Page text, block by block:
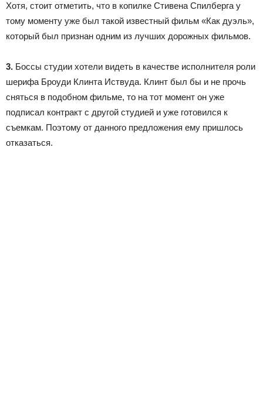
Хотя, стоит отметить, что в копилке Стивена Спилберга у
тому моменту уже был такой известный фильм «Как дуэль»,
который был признан одним из лучших дорожных фильмов.
3. Боссы студии хотели видеть в качестве исполнителя роли
шерифа Броуди Клинта Иствуда. Клинт был бы и не прочь
сняться в подобном фильме, то на тот момент он уже
подписал контракт с другой студией и уже готовился к
съемкам. Поэтому от данного предложения ему пришлось
отказаться.